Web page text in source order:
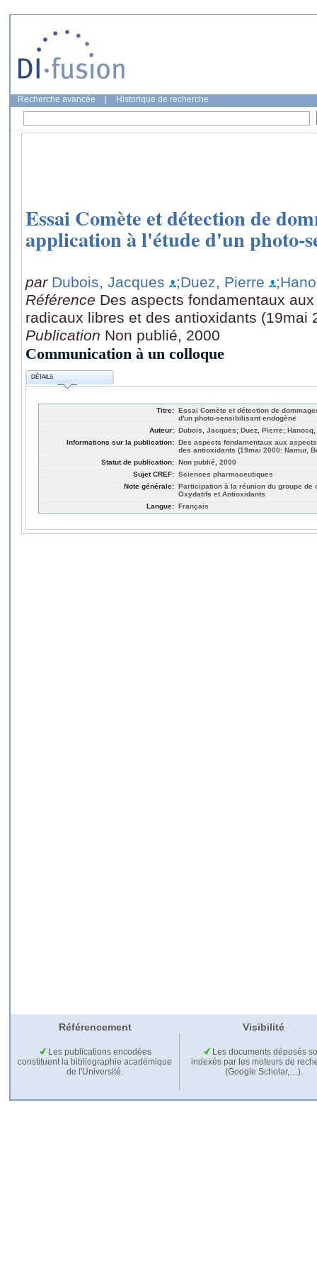
Recherche avancée Historique de recherche
Essai Comète et détection de
application à l'étude d'un photo-
par Dubois, Jacques ;Duez, Pierre
Référence Des aspects fondamentaux
radicaux libres et des antioxidants (19mai
Publication Non publié, 2000
Communication à un colloque
DÉTAILS
Titre: Essai Comète et détection de
d'un photo-sensibilisant endogène
Auteur: Dubois, Jacques; Duez, Pierre;
Informations sur la publication: Des aspects fondamentaux aux
des antioxidants (19mai 2000: Namur,
Statut de publication: Non publié, 2000
Sujet CREF: Sciences pharmaceutiques
Note générale: Participation à la réunion du groupe de
Oxydatifs et Antioxidants
Langue: Français
Référencement Visibilité
Les publications encodées
constituent la bibliographie académique
de l'Université.
Les documents déposés
indexés par les moteurs de
(Google Scholar,…).